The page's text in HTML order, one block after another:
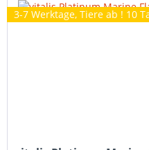
3-7 Werktage, Tiere ab ! 10